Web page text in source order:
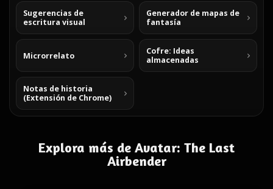
Sugerencias de
escritura visual
Generador de mapas de
fantasía
Microrrelato
Cofre: Ideas
almacenadas
Notas de historia
(Extensión de Chrome)
Explora más de Avatar: The Last
Airbender